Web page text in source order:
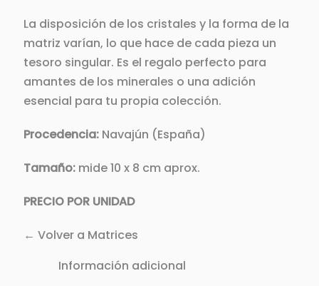
La disposición de los cristales y la forma de la
matriz varían, lo que hace de cada pieza un
tesoro singular. Es el regalo perfecto para
amantes de los minerales o una adición
esencial para tu propia colección.
Procedencia: Navajún (España)
Tamaño: mide 10 x 8 cm aprox.
PRECIO POR UNIDAD
← Volver a Matrices
Información adicional